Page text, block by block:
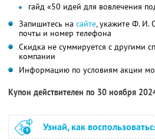
гайд «50 идей для вовлечения
Запишитесь на сайте, укажите Ф. И.
почты и номер телефона
Скидка не суммируется с другими
компании
Информацию по условиям акции
Купон действителен по 30 ноября
Узнай, как